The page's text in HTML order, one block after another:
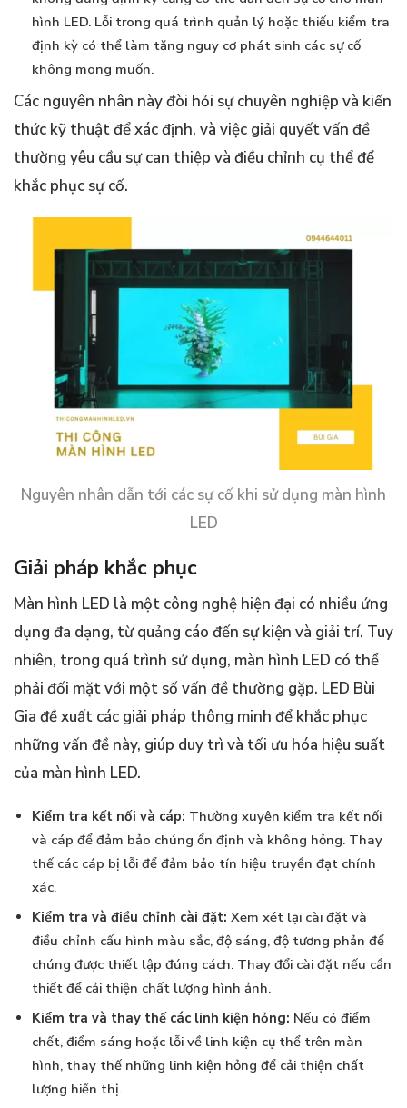
hình LED. Lỗi trong quá trình quản lý hoặc thiếu kiểm tra
định kỳ có thể làm tăng nguy cơ phát sinh các sự cố
không mong muốn.
Các nguyên nhân này đòi hỏi sự chuyên nghiệp và kiến
thức kỹ thuật để xác định, và việc giải quyết vấn đề
thường yêu cầu sự can thiệp và điều chỉnh cụ thể để
khắc phục sự cố.
Nguyên nhân dẫn tới các sự cố khi sử dụng màn hình
LED
Giải pháp khắc phục
Màn hình LED là một công nghệ hiện đại có nhiều ứng
dụng đa dạng, từ quảng cáo đến sự kiện và giải trí. Tuy
nhiên, trong quá trình sử dụng, màn hình LED có thể
phải đối mặt với một số vấn đề thường gặp. LED Bùi
Gia đề xuất các giải pháp thông minh để khắc phục
những vấn đề này, giúp duy trì và tối ưu hóa hiệu suất
của màn hình LED.
Kiểm tra kết nối và cáp: Thường xuyên kiểm tra kết nối
và cáp để đảm bảo chúng ổn định và không hỏng. Thay
thế các cáp bị lỗi để đảm bảo tín hiệu truyền đạt chính
xác.
Kiểm tra và điều chỉnh cài đặt: Xem xét lại cài đặt và
điều chỉnh cấu hình màu sắc, độ sáng, độ tương phản để
chúng được thiết lập đúng cách. Thay đổi cài đặt nếu cần
thiết để cải thiện chất lượng hình ảnh.
Kiểm tra và thay thế các linh kiện hỏng: Nếu có điểm
chết, điểm sáng hoặc lỗi về linh kiện cụ thể trên màn
hình, thay thế những linh kiện hỏng để cải thiện chất
lượng hiển thị.